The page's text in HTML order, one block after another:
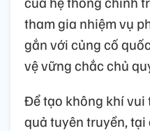
tham gia nhiệm vụ
gắn với củng cố
vệ vững chắc chủ
Để tạo không khí vui
quả tuyên truyền,